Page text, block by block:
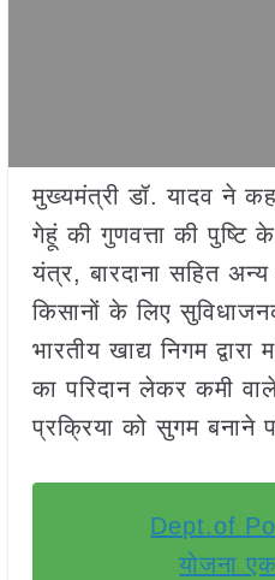
मुख्यमंत्री डॉ. यादव ने
गेहूं की गुणवत्ता की पुष्टि
यंत्र, बारदाना सहित
किसानों के लिए
भारतीय खाद्य निगम
का परिदान लेकर कमी
प्रक्रिया को सुगम बनाने
Dept.of
योजना